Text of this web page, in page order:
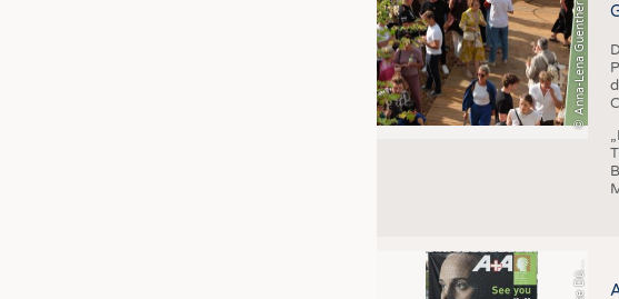
© Anna-Lena Guenther